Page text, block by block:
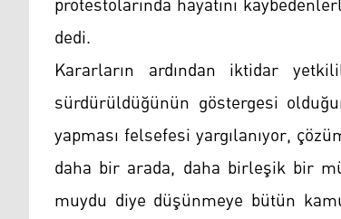
dedi.
Kararların ardından iktidar
sürdürüldüğünün göstergesi
yapması felsefesi yargılanıyor,
daha bir arada, daha birleşik bir
muydu diye düşünmeye bütün